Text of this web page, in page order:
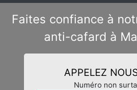
Faites confiance à
anti-cafard à
APPELEZ
Numéro non